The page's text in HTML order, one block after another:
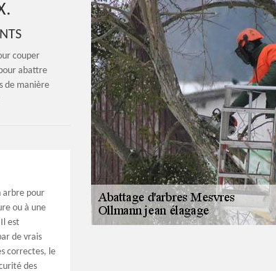
couper
abattre
de manière
arbre pour
ou à une
est
de vrais
correctes, le
des